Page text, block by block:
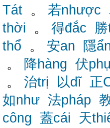
Tát 。 若nhược
thời 。 得đắc
thổ 。 安an 隱
。 降hàng 伏
。 治trị 以dĩ 正
如như 法pháp
công 蓋cái 天